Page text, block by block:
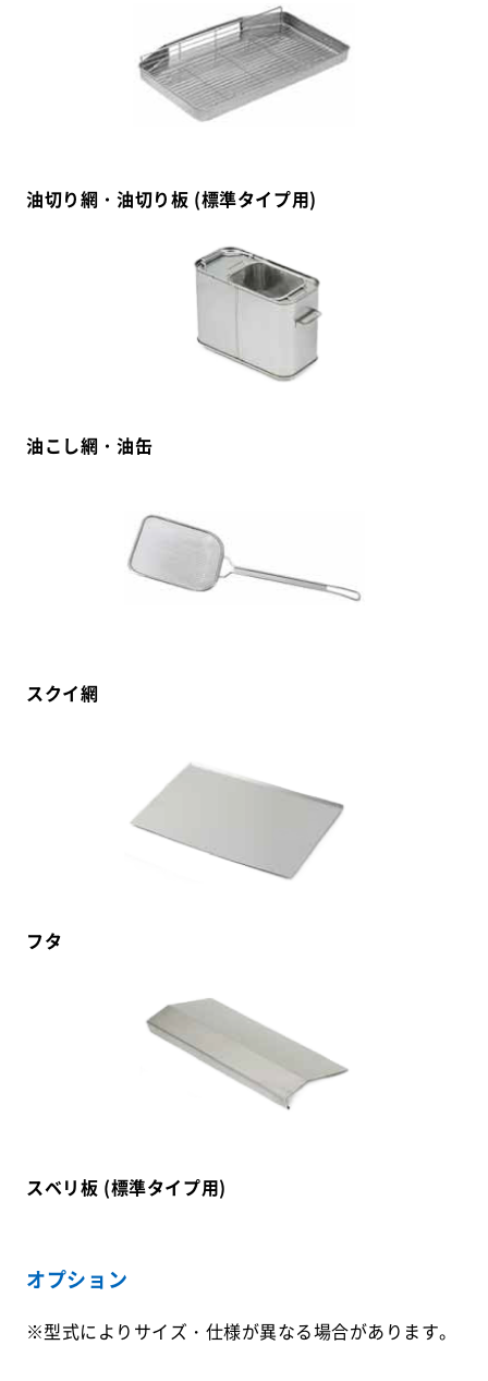
油切り網・油切り板 (標準タイプ用)
油こし網・油缶
スクイ網
フタ
スベリ板 (標準タイプ用)
オプション
※型式によりサイズ・仕様が異なる場合があります。